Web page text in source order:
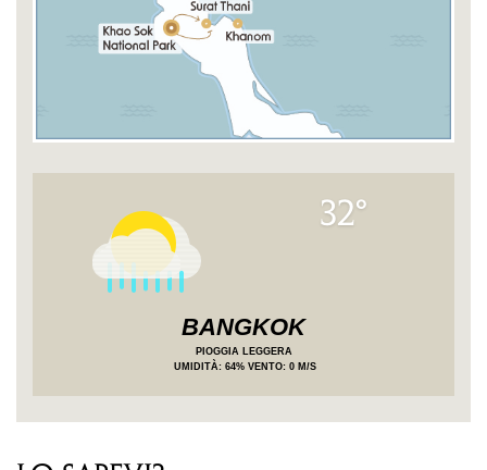
32°
BANGKOK
PIOGGIA LEGGERA
UMIDITÀ: 64% VENTO: 0 M/S